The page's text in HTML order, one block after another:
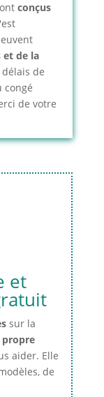
conçus
et de la
de
congé
de votre
et
sur la
propre
aider. Elle
de